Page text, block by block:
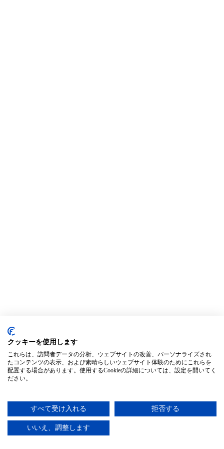
クッキーを使用します
これらは、訪問者データの分析、ウェブサイトの改善、パーソナライズされ
たコンテンツの表示、および素晴らしいウェブサイト体験のためにこれらを
配置する場合があります。使用するCookieの詳細については、設定を開いてく
ださい。
すべて受け入れる 拒否する
いいえ、調整します